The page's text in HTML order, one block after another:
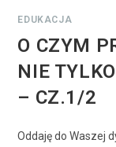
EDUKACJA
O CZYM
NIE
– CZ.1/2
Oddaję do Waszej